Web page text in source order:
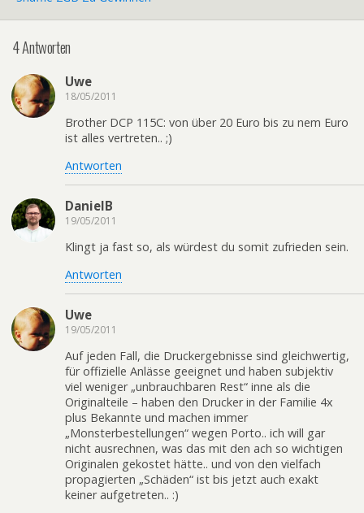
4 Antworten
Uwe
18/05/2011
Brother DCP 115C: von über 20 Euro bis zu nem Euro
ist alles vertreten.. ;)
Antworten
DanielB
19/05/2011
Klingt ja fast so, als würdest du somit zufrieden sein.
Antworten
Uwe
19/05/2011
Auf jeden Fall, die Druckergebnisse sind gleichwertig,
für offizielle Anlässe geeignet und haben subjektiv
viel weniger „unbrauchbaren Rest“ inne als die
Originalteile – haben den Drucker in der Familie 4x
plus Bekannte und machen immer
„Monsterbestellungen“ wegen Porto.. ich will gar
nicht ausrechnen, was das mit den ach so wichtigen
Originalen gekostet hätte.. und von den vielfach
propagierten „Schäden“ ist bis jetzt auch exakt
keiner aufgetreten.. :)